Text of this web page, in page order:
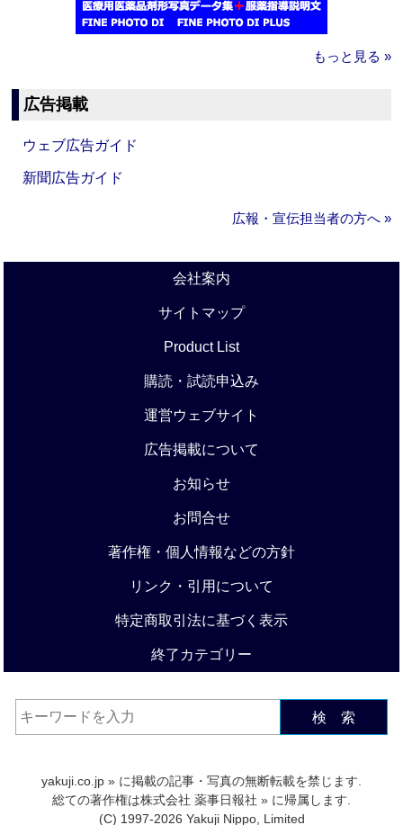
もっと見る »
広告掲載
ウェブ広告ガイド
新聞広告ガイド
広報・宣伝担当者の方へ »
会社案内
サイトマップ
Product List
購読・試読申込み
運営ウェブサイト
広告掲載について
お知らせ
お問合せ
著作権・個人情報などの方針
リンク・引用について
特定商取引法に基づく表示
終了カテゴリー
検 索
yakuji.co.jp » に掲載の記事・写真の無断転載を禁じます.
総ての著作権は株式会社 薬事日報社 » に帰属します.
(C) 1997-2026 Yakuji Nippo, Limited